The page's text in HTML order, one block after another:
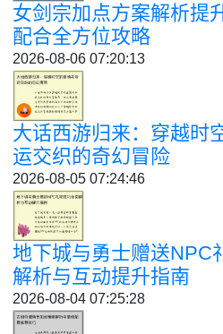
女剑宗加点方案解析提
配合全方位攻略
2026-08-06 07:20:13
大话西游归来：穿越时
运交织的奇幻冒险
2026-08-05 07:24:46
地下城与勇士赠送NPC
解析与互动提升指南
2026-08-04 07:25:28